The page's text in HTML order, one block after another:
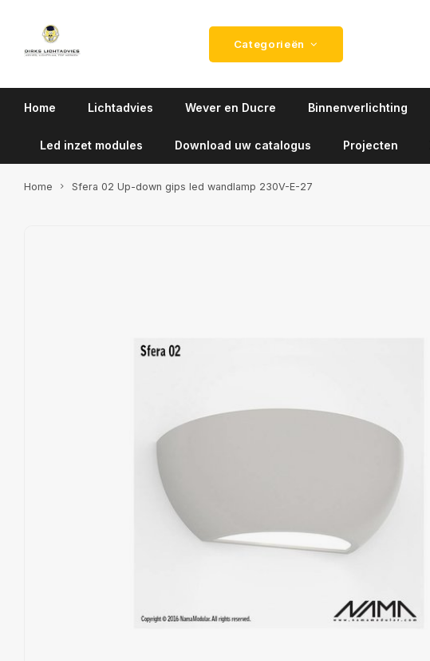
Categorieën
Home Lichtadvies Wever en Ducre Binnenverlichting
Led inzet modules Download uw catalogus Projecten
Home Sfera 02 Up-down gips led wandlamp 230V-E-27